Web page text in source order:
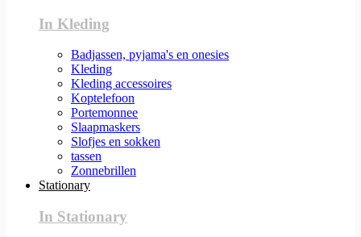
In Kleding
Badjassen, pyjama's en onesies
Kleding
Kleding accessoires
Koptelefoon
Portemonnee
Slaapmaskers
Slofjes en sokken
tassen
Zonnebrillen
Stationary
In Stationary